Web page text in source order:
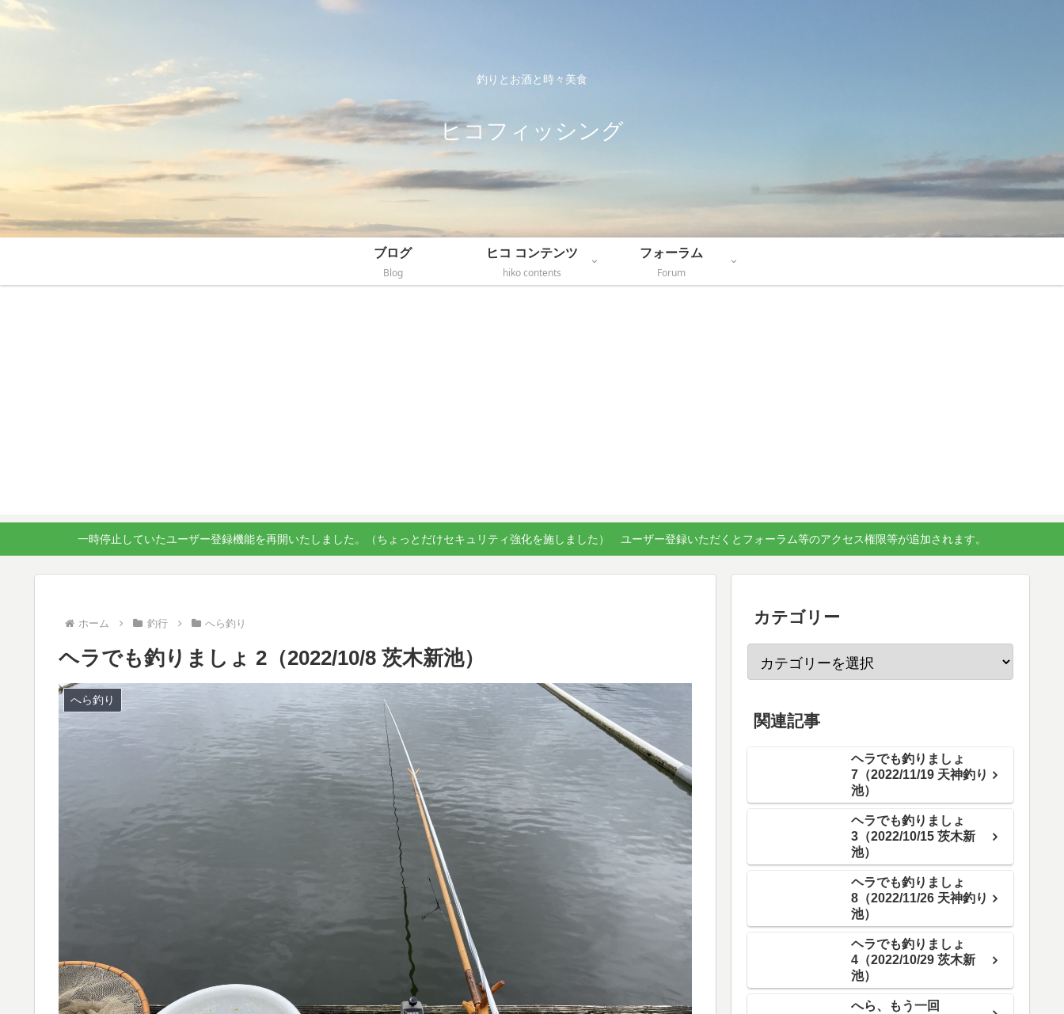
釣りとお酒と時々美食
ヒコフィッシング
ブログ
Blog
ヒコ コンテンツ
hiko contents
フォーラム
Forum
一時停止していたユーザー登録機能を再開いたしました。（ちょっとだけセキュリティ強化を施しました） ユーザー登録いただくとフォーラム等のアクセス権限等が追加されます。
ホーム 釣行 へら釣り
ヘラでも釣りましょ 2（2022/10/8 茨木新池）
へら釣り
カテゴリー
関連記事
ヘラでも釣りましょ
7（2022/11/19 天神釣り
池）
ヘラでも釣りましょ
3（2022/10/15 茨木新
池）
ヘラでも釣りましょ
8（2022/11/26 天神釣り
池）
ヘラでも釣りましょ
4（2022/10/29 茨木新
池）
へら、もう一回